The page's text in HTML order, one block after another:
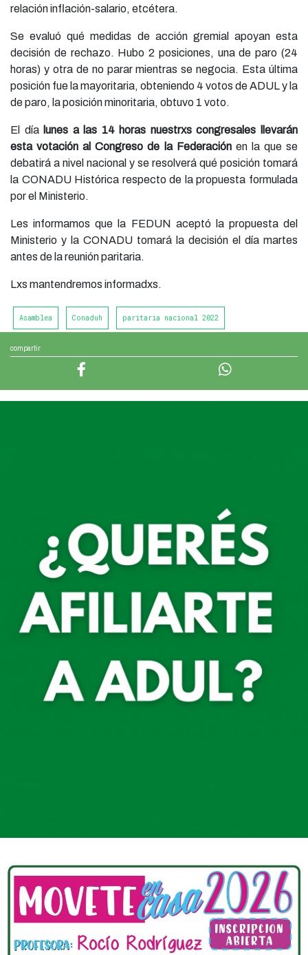
compartir
Asamblea Conaduh paritaria nacional 2022
relación inflación-salario, etcétera.
Se evaluó qué medidas de acción gremial apoyan esta
decisión de rechazo. Hubo 2 posiciones, una de paro (24
horas) y otra de no parar mientras se negocia. Esta última
posición fue la mayoritaria, obteniendo 4 votos de ADUL y la
de paro, la posición minoritaria, obtuvo 1 voto.
El día lunes a las 14 horas nuestrxs congresales llevarán
esta votación al Congreso de la Federaciónen la que se
debatirá a nivel nacional y se resolverá qué posición tomará
la CONADU Histórica respecto de la propuesta formulada
por el Ministerio.
Les informamos que la FEDUN aceptó la propuesta del
Ministerio y la CONADU tomará la decisión el día martes
antes de la reunión paritaria.
Lxs mantendremos informadxs.